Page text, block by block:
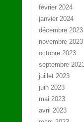
février 2024
janvier 2024
décembre 2023
novembre 2023
octobre 2023
septembre
juillet 2023
juin 2023
mai 2023
avril 2023